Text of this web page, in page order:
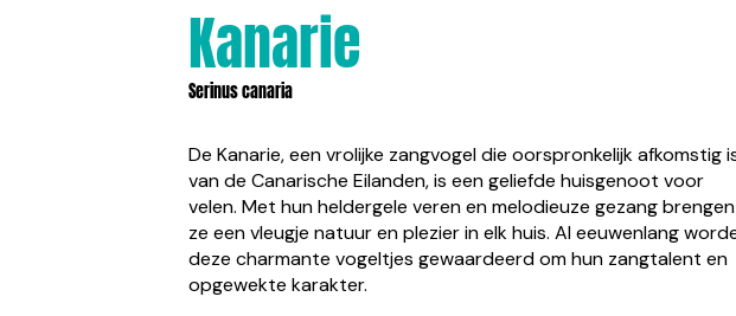
Kanarie
Serinus canaria
De Kanarie, een vrolijke zangvogel die oorspronkelijk afkomstig
van de Canarische Eilanden, is een geliefde huisgenoot voor
velen. Met hun heldergele veren en melodieuze gezang brengen
ze een vleugje natuur en plezier in elk huis. Al eeuwenlang
deze charmante vogeltjes gewaardeerd om hun zangtalent en
opgewekte karakter.